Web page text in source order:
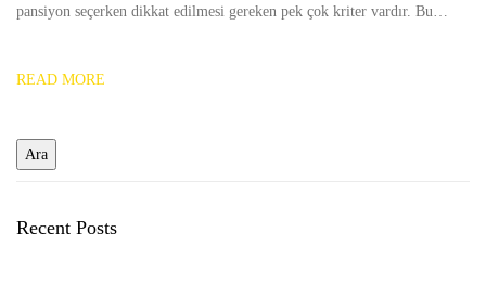
pansiyon seçerken dikkat edilmesi gereken pek çok kriter vardır. Bu…
READ MORE
Recent Posts